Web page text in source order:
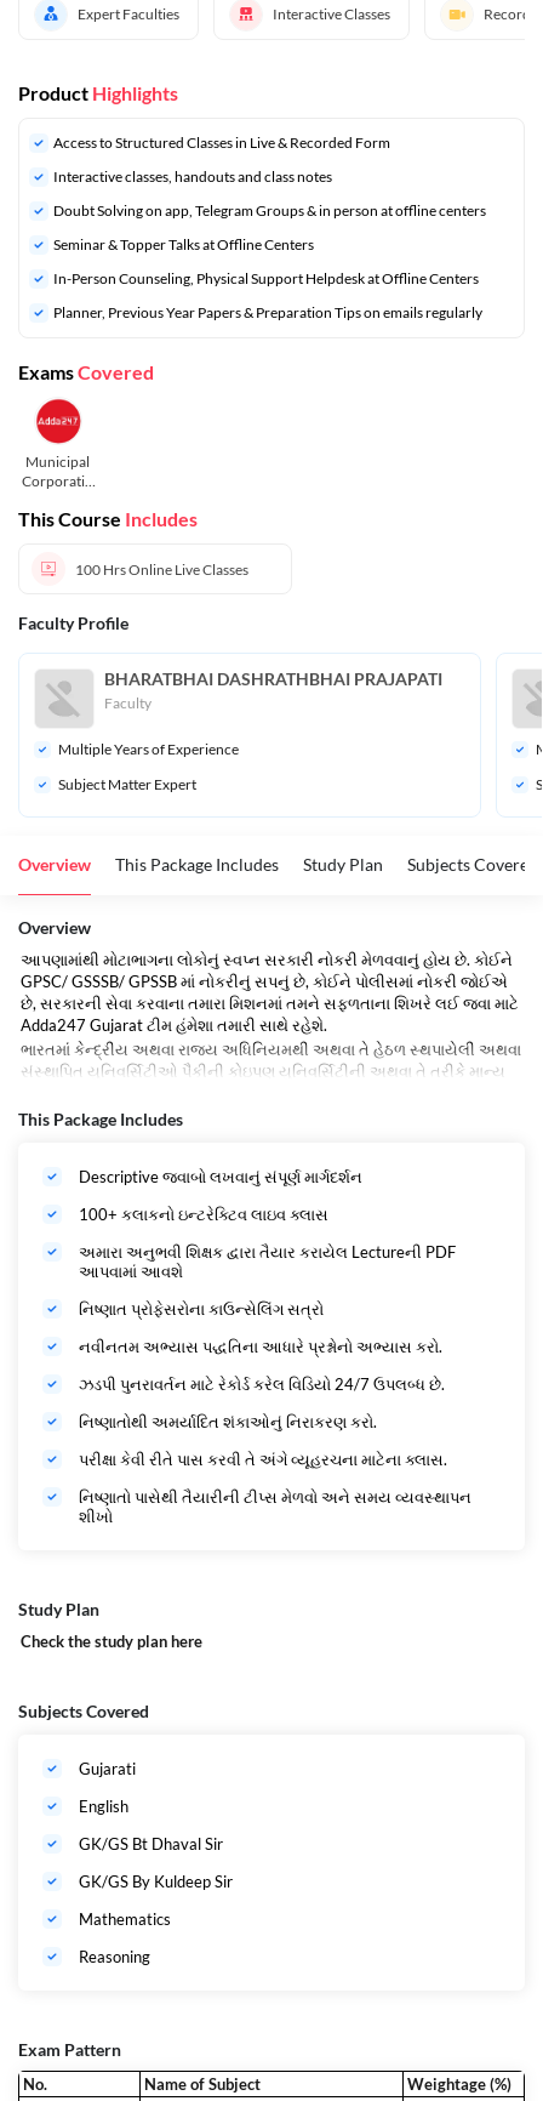
Expert Faculties Interactive Classes
Product Highlights
Access to Structured Classes in Live & Recorded Form
Interactive classes, handouts and class notes
Doubt Solving on app, Telegram Groups & in person at offline centers
⁠Seminar & Topper Talks at Offline Centers
In-Person Counseling, Physical Support Helpdesk at Offline Centers
⁠Planner, Previous Year Papers & Preparation Tips on emails regularly
ExamsCovered
Municipal
Corporatio
This Course Includes
100 HrsOnline Live Classes
Faculty Profile
BHARATBHAI DASHRATHBHAI PRAJAPATI
Faculty
Multiple Years of Experience
Subject Matter Expert
Overview This Package Includes Study Plan Subjects Covered
Overview
આપણામાંથી મોટાભાગના લોકોનું સ્વપ્ન સરકારી નોકરી મેળવવાનું હોય છે. કોઈને
GPSC/ GSSSB/ GPSSB માં નોકરીનું સપનું છે, કોઈને પોલીસમાં નોકરી જોઈએ
છે, સરકારની સેવા કરવાના તમારા મિશનમાં તમને સફળતાના શિખરે લઈ જવા માટે
Adda247 Gujarat ટીમ હંમેશા તમારી સાથે રહેશે.
ભારતમાં કેન્દ્રીય અથવા રાજય અધિનિયમથી અથવા તે હેઠળ સ્થપાયેલી અથવા
સંસ્થાપિત યુનિવર્સિટીઓ પૈકીની કોઇપણ યુનિવર્સિટીની અથવા તે તરીકે માન્ય
ડીમ્ડ યુનિવર્સિટી તરીકે જાહેર થયેલી બીજી કોઇપણ શૈક્ષણિક સંસ્થાની સ્નાતકની
This Package Includes
Descriptive જવાબો લખવાનું સંપૂર્ણ માર્ગદર્શન
100+ કલાકનો ઇન્ટરેક્ટિવ લાઇવ ક્લાસ
અમારા અનુભવી શિક્ષક દ્વારા તૈયાર કરાયેલ Lectureની PDF
આપવામાં આવશે
નિષ્ણાત પ્રોફેસરોના કાઉન્સેલિંગ સત્રો
નવીનતમ અભ્યાસ પદ્ધતિના આધારે પ્રશ્નોનો અભ્યાસ કરો.
ઝડપી પુનરાવર્તન માટે રેકોર્ડ કરેલ વિડિયો 24/7 ઉપલબ્ધ છે.
નિષ્ણાતોથી અમર્યાદિત શંકાઓનું નિરાકરણ કરો.
પરીક્ષા કેવી રીતે પાસ કરવી તે અંગે વ્યૂહરચના માટેના ક્લાસ.
નિષ્ણાતો પાસેથી તૈયારીની ટીપ્સ મેળવો અને સમય વ્યવસ્થાપન
શીખો
Study Plan
Check the study planhere
Subjects Covered
Gujarati
English
GK/GS Bt Dhaval Sir
GK/GS By Kuldeep Sir
Mathematics
Reasoning
Exam Pattern
No. Name of Subject
Weightage (%)